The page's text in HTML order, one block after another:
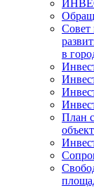
Совет
в
План